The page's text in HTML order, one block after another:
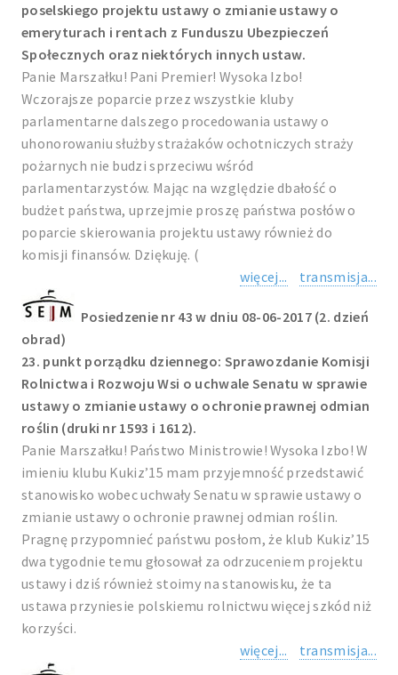
poselskiego projektu ustawy o zmianie ustawy o
emeryturach i rentach z Funduszu Ubezpieczeń
Społecznych oraz niektórych innych ustaw.
Panie Marszałku! Pani Premier! Wysoka Izbo!
Wczorajsze poparcie przez wszystkie kluby
parlamentarne dalszego procedowania ustawy o
uhonorowaniu służby strażaków ochotniczych straży
pożarnych nie budzi sprzeciwu wśród
parlamentarzystów. Mając na względzie dbałość o
budżet państwa, uprzejmie proszę państwa posłów o
poparcie skierowania projektu ustawy również do
komisji finansów. Dziękuję. (
więcej...
transmisja...
Posiedzenie nr 43 w dniu 08-06-2017 (2. dzień
obrad)
23. punkt porządku dziennego: Sprawozdanie Komisji
Rolnictwa i Rozwoju Wsi o uchwale Senatu w sprawie
ustawy o zmianie ustawy o ochronie prawnej odmian
roślin (druki nr 1593 i 1612).
Panie Marszałku! Państwo Ministrowie! Wysoka Izbo! W
imieniu klubu Kukiz’15 mam przyjemność przedstawić
stanowisko wobec uchwały Senatu w sprawie ustawy o
zmianie ustawy o ochronie prawnej odmian roślin.
Pragnę przypomnieć państwu posłom, że klub Kukiz’15
dwa tygodnie temu głosował za odrzuceniem projektu
ustawy i dziś również stoimy na stanowisku, że ta
ustawa przyniesie polskiemu rolnictwu więcej szkód niż
korzyści.
więcej...
transmisja...